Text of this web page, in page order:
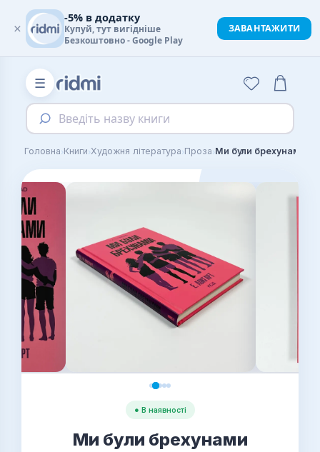
☰
Введіть назву книги
Головна›Книги›Художня література›Проза›Ми були брехунами
● В наявності
Ми були брехунами
×
-5% в додатку
Купуй, тут вигідніше
Безкоштовно - Google Play
ЗАВАНТАЖИТИ